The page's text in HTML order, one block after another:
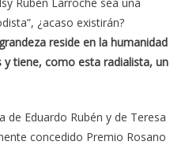
¿acaso existirán?
reside en la humanidad
tiene, como esta radialista, un
de Eduardo Rubén y de Teresa
concedido Premio Rosano